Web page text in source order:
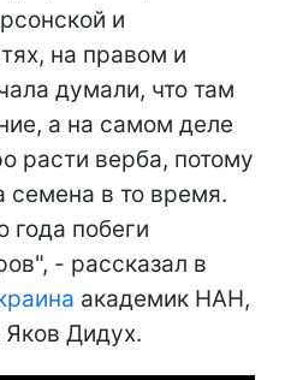
и
на правом и
думали, что там
а на самом деле
расти верба, потому
семена в то время.
года побеги
- рассказал в
академик НАН,
Яков Дидух.